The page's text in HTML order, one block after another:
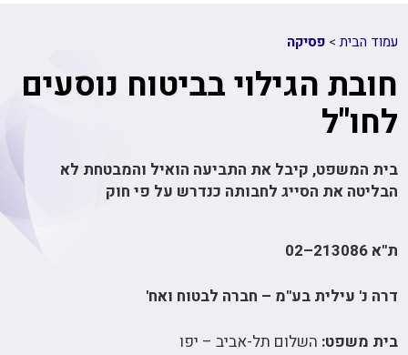
עמוד הבית >פסיקה
חובת הגילוי בביטוח נוסעים
לחו"ל
בית המשפט, קיבל את התביעה הואיל והמבטחת לא
הבליטה את הסייג לחבותה כנדרש על פי חוק
ת"א 213086–02
דרה נ' עילית בע"מ – חברה לבטוח ואח'
בית משפט: השלום תל-אביב – יפו